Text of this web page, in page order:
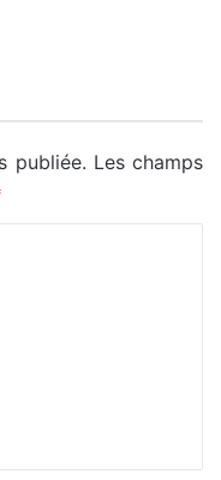
publiée. Les champs